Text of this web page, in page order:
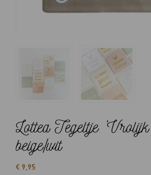
Lottea Tegeltje
beige/wit
€ 9,95